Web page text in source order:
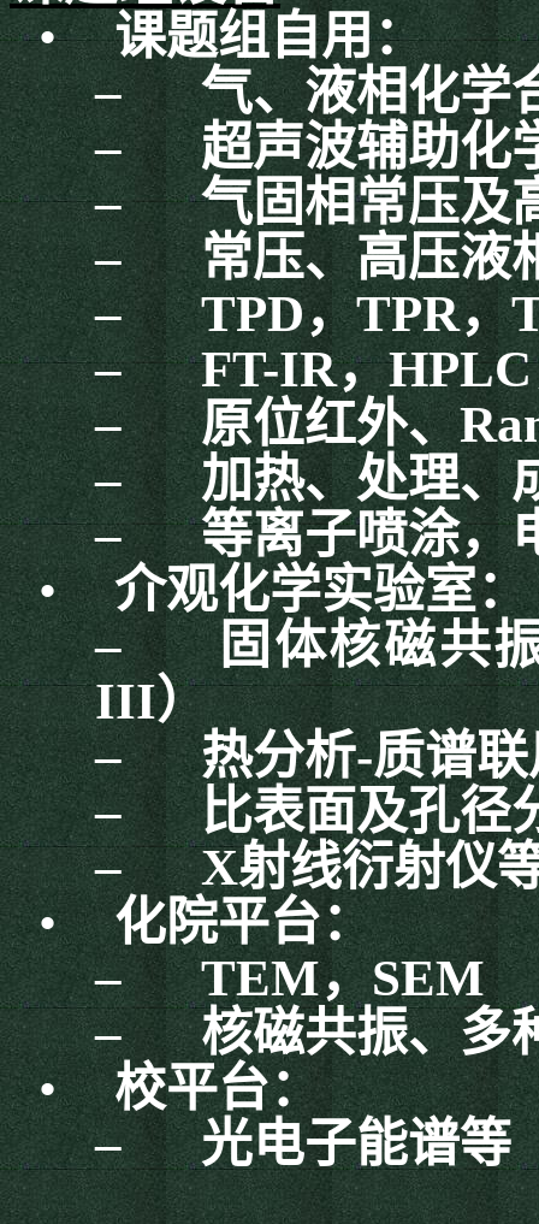
•
课题组自用：
–
气、液相化学
–
超声波辅助化
–
气固相常压及
–
常压、高压液
–TPD，TPR，
–FT-IR，HPLC
–
原位红外、
–
加热、处理、
–
等离子喷涂，
•
介观化学实验室：
–
固体核磁共
III）
–
热分析-质谱
–
比表面及孔径
–X射线衍射仪
•
化院平台：
–TEM，SEM
–
核磁共振、多
•
校平台：
–
光电子能谱等